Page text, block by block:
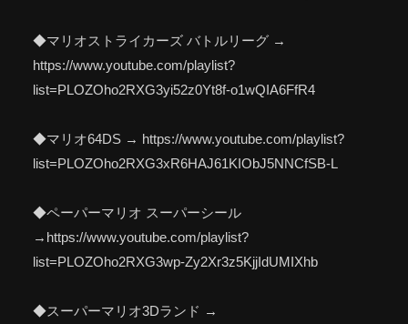
◆マリオストライカーズ バトルリーグ →
https://www.youtube.com/playlist?
list=PLOZOho2RXG3yi52z0Yt8f-o1wQIA6FfR4
◆マリオ64DS → https://www.youtube.com/playlist?
list=PLOZOho2RXG3xR6HAJ61KIObJ5NNCfSB-L
◆ペーパーマリオ スーパーシール
→https://www.youtube.com/playlist?
list=PLOZOho2RXG3wp-Zy2Xr3z5KjjIdUMIXhb
◆スーパーマリオ3Dランド →